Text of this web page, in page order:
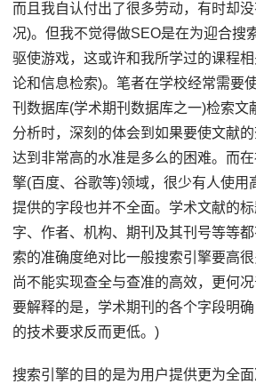
而且我自认付出了很多劳动，有时却
况)。但我不觉得做SEO是在为迎合搜
驱使游戏，这或许和我所学过的课程
论和信息检索)。笔者在学校经常需要
刊数据库(学术期刊数据库之一)检索文
分析时，深刻的体会到如果要使文献
达到非常高的水准是多么的困难。而在
擎(百度、谷歌等)领域，很少有人使用
提供的字段也并不全面。学术文献的
字、作者、机构、期刊及其刊号等等
索的准确度绝对比一般搜索引擎要高
尚不能实现查全与查准的高效，更何
要解释的是，学术期刊的各个字段明
的技术要求反而更低。)
搜索引擎的目的是为用户提供更为全